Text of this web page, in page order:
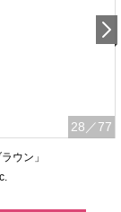
28 ／77
ウン」